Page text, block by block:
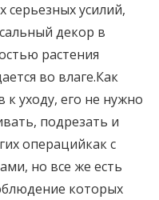
серьезных усилий,
декор в
растения
во влаге.Как
уходу, его не нужно
подрезать и
операцийкак с
но все же есть
которых